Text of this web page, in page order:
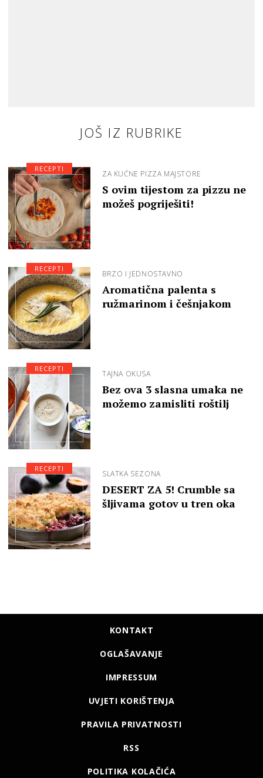
JOŠ IZ RUBRIKE
ZA KUĆNE PIZZA MAJSTORE
S ovim tijestom za pizzu ne
možeš pogriješiti!
RECEPTI
BRZO I JEDNOSTAVNO
Aromatična palenta s
ružmarinom i češnjakom
RECEPTI
TAJNA OKUSA
Bez ova 3 slasna umaka ne
možemo zamisliti roštilj
RECEPTI
SLATKA SEZONA
DESERT ZA 5! Crumble sa
šljivama gotov u tren oka
RECEPTI
KONTAKT
OGLAŠAVANJE
IMPRESSUM
UVJETI KORIŠTENJA
PRAVILA PRIVATNOSTI
RSS
POLITIKA KOLAČIĆA